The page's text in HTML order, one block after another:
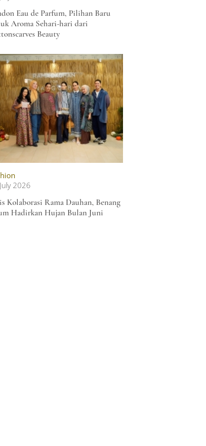
Eau de Parfum, Pilihan Baru
Aroma Sehari-hari dari
Beauty
2026
Kolaborasi Rama Dauhan, Benang
Hadirkan Hujan Bulan Juni